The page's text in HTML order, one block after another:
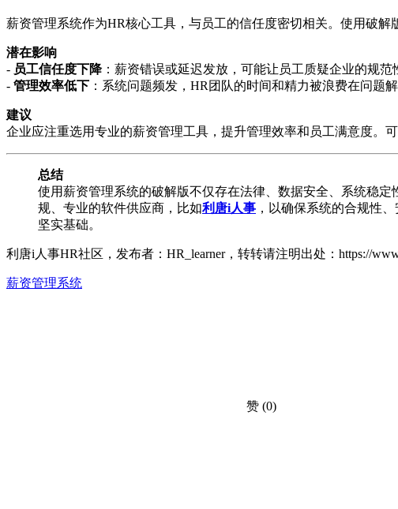
薪资管理系统作为HR核心工具，与员工的信任度密切相关。使用破解
潜在影响
- 员工信任度下降：薪资错误或延迟发放，可能让员工质疑企业的规范
- 管理效率低下 ：系统问题频发，HR团队的时间和精力被浪费在问题
建议
企业应注重选用专业的薪资管理工具，提升管理效率和员工满意度。
总结
使用薪资管理系统的破解版不仅存在法律、数据安全、系统稳
规、专业的软件供应商，比如利唐i人事 ，以确保系统的合规性
坚实基础。
利唐i人事HR社区，发布者：HR_learner，转转请注明出处： https://
薪资管理系统
赞 (0)